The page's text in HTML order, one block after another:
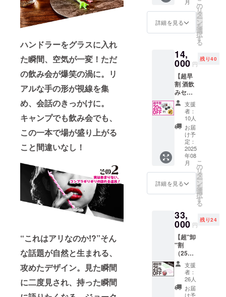
ハンドラーをグラスに入れ
た瞬間、空気が一変！ただ
の飲み会が爆笑の渦に。リ
アルな手の形が視線を集
め、会話のきっかけに。
キャンプでも飲み会でも、
この一本で場が盛り上がる
こと間違いなし！
“これはアリなのか!?”そん
な話題が自然と生まれる、
攻めたデザイン。見た瞬間
に二度見され、持った瞬間
した場
合、販
売予定
もござ
いま
す。
2025年
8月頃か
らオン
ライン
ショッ
プなど
にて一
般販売
開始予
定です
※ご注文
状況、
使用部
造工程
上の都
より出
荷時期
が遅れ
る場合
があり
ます ※
皆様の
支援に
より量
産効率
が向上
した場
合、販
売予定
もござ
いま
す。
2025年
8月頃か
らオン
ライン
ショッ
プなど
にて一
届け！
販売予
定価格
8,800円
》7,920
円 〈内
容〉 ・
ハンド
ラー ピ
ンク 1
本 ・ハ
ンド
ラー ル
ミナス
1本 ※リ
ターン
はすべ
て税・
送料込
みの金
額にな
※ご注文
使用部
材の供
況、製
造工程
上の都
合等に
より出
荷時期
が遅れ
月
詳細を見る
こ
の
リ
タ
ー
ン
を
選
択
す
る
14,
000 円
残り40
【超早
割 酒飲
みセッ
ト】
CAMPF
IRE限定
販売！
２色の
ハンド
ラー、
キャン
パーに
は人気
のサン
ゾー工
コース
ター、
そして
酒飲み
には避
けて通
れない
二日酔
いに効
くだと
か、よ
支援
者：
10人
お届
け予
定：
2025
年08
月
詳細を見る
こ
の
リ
タ
ー
ン
を
選
択
す
る
33,
000 円
残り24
【超"卸
"割
（25%
OFF）
】
CAMPF
IRE限定
PRICE
支援
者：
26人
お届
け予